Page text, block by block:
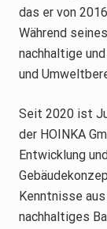
das er von
Während
nachhaltige
und
Seit 2020 ist
der HOINKA
Entwicklung
Kenntnisse
nachhaltiges